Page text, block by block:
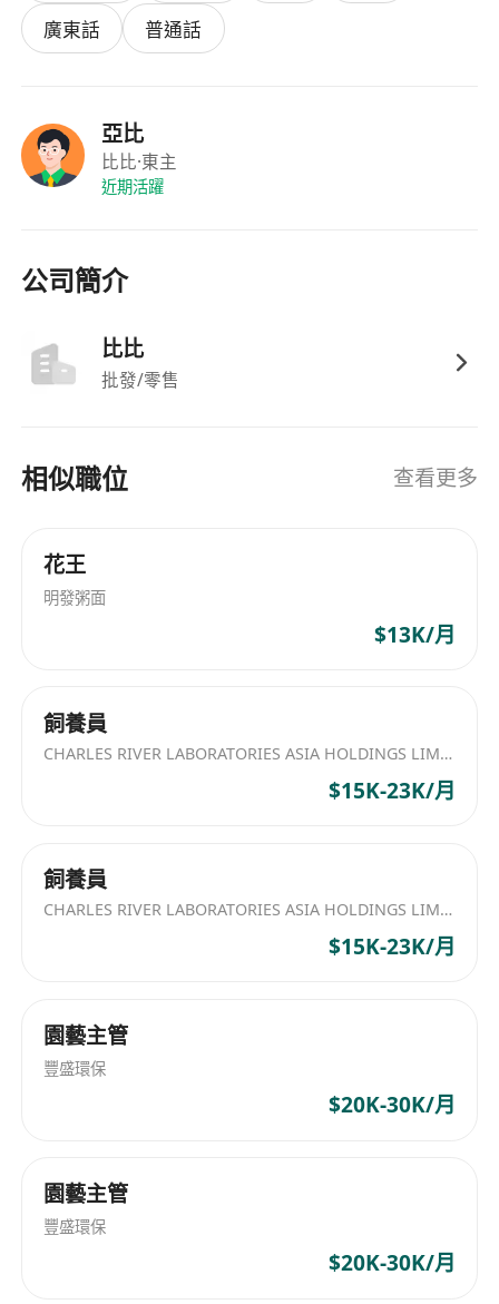
函、崗位說明等）
於澳洲真實農場及保育環境中獲取第一手實務經
廣東話
普通話
亞比
比比·東主
近期活躍
公司簡介
比比
批發/零售
相似職位 查看更多
花王
明發粥面
$13K/月
飼養員
CHARLES RIVER LABORATORIES ASIA HOLDINGS LIMITED
$15K-23K/月
飼養員
CHARLES RIVER LABORATORIES ASIA HOLDINGS LIMITED
$15K-23K/月
園藝主管
豐盛環保
$20K-30K/月
園藝主管
豐盛環保
$20K-30K/月